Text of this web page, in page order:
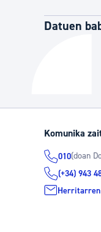
Datuen
Komunika
010(doan
(+34) 943